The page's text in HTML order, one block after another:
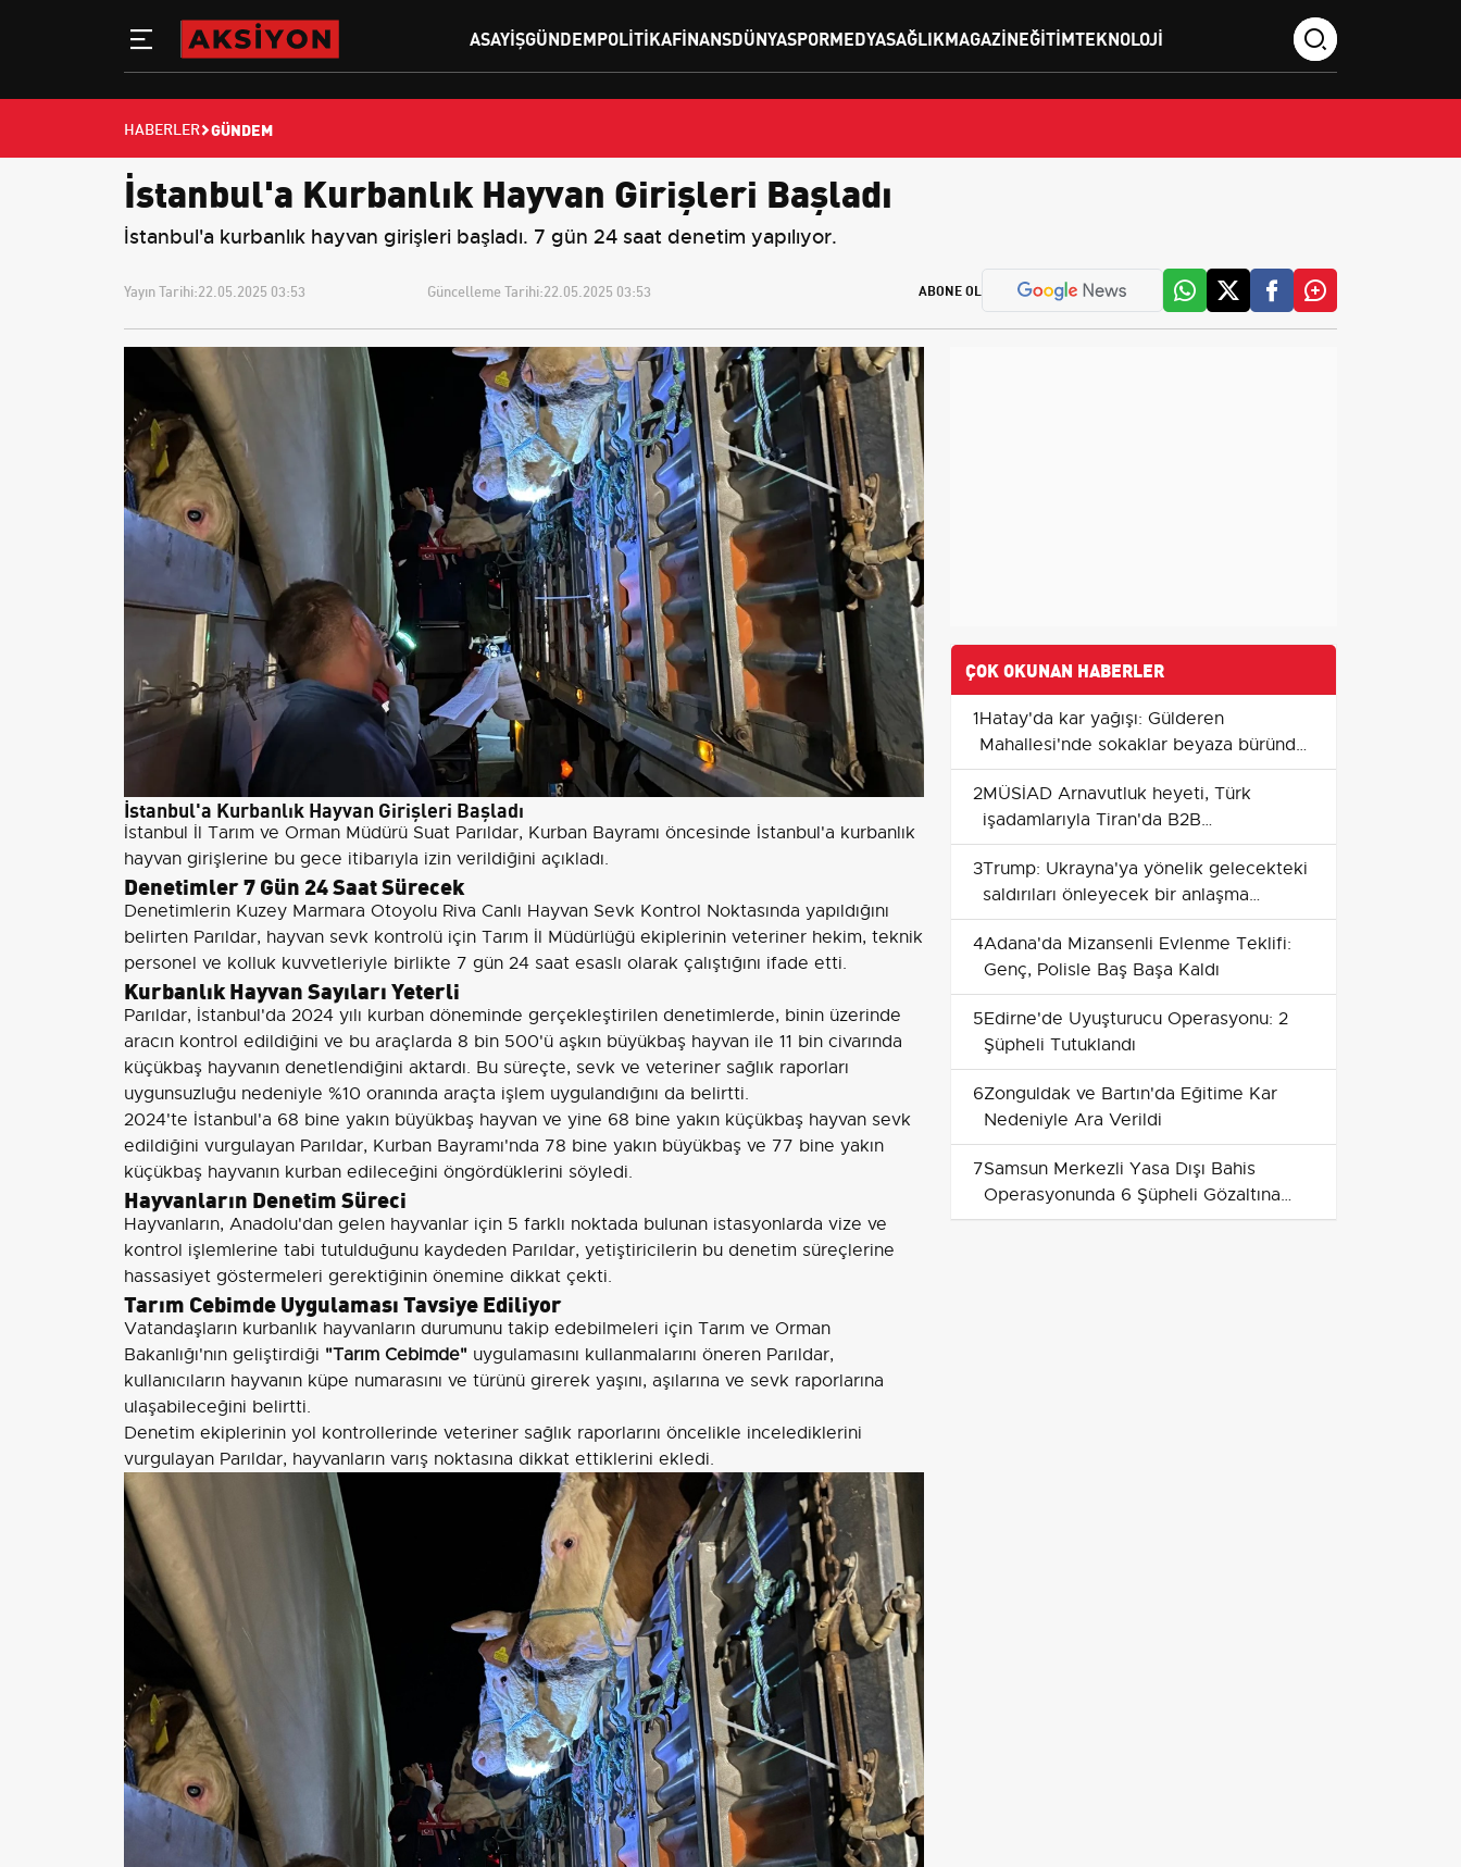
ASAYIŞGÜNDEMPOLITIKAFINANSDÜNYASPORMEDYASAĞLIKMAGAZINEĞITIMTEKNOLOJI
HABERLER GÜNDEM
İstanbul'a Kurbanlık Hayvan Girişleri Başladı
İstanbul'a kurbanlık hayvan girişleri başladı. 7 gün 24 saat denetim yapılıyor.
Yayın Tarihi:22.05.2025 03:53 Güncelleme Tarihi:22.05.2025 03:53 ABONE OL
İstanbul'a Kurbanlık Hayvan Girişleri Başladı
İstanbul İl Tarım ve Orman Müdürü Suat Parıldar, Kurban Bayramı öncesinde İstanbul'a kurbanlık
hayvan girişlerine bu gece itibarıyla izin verildiğini açıkladı.
Denetimler 7 Gün 24 Saat Sürecek
Denetimlerin Kuzey Marmara Otoyolu Riva Canlı Hayvan Sevk Kontrol Noktasında yapıldığını
belirten Parıldar, hayvan sevk kontrolü için Tarım İl Müdürlüğü ekiplerinin veteriner hekim, teknik
personel ve kolluk kuvvetleriyle birlikte 7 gün 24 saat esaslı olarak çalıştığını ifade etti.
Kurbanlık Hayvan Sayıları Yeterli
Parıldar, İstanbul'da 2024 yılı kurban döneminde gerçekleştirilen denetimlerde, binin üzerinde
aracın kontrol edildiğini ve bu araçlarda 8 bin 500'ü aşkın büyükbaş hayvan ile 11 bin civarında
küçükbaş hayvanın denetlendiğini aktardı. Bu süreçte, sevk ve veteriner sağlık raporları
uygunsuzluğu nedeniyle %10 oranında araçta işlem uygulandığını da belirtti.
2024'te İstanbul'a 68 bine yakın büyükbaş hayvan ve yine 68 bine yakın küçükbaş hayvan sevk
edildiğini vurgulayan Parıldar, Kurban Bayramı'nda 78 bine yakın büyükbaş ve 77 bine yakın
küçükbaş hayvanın kurban edileceğini öngördüklerini söyledi.
Hayvanların Denetim Süreci
Hayvanların, Anadolu'dan gelen hayvanlar için 5 farklı noktada bulunan istasyonlarda vize ve
kontrol işlemlerine tabi tutulduğunu kaydeden Parıldar, yetiştiricilerin bu denetim süreçlerine
hassasiyet göstermeleri gerektiğinin önemine dikkat çekti.
Tarım Cebimde Uygulaması Tavsiye Ediliyor
Vatandaşların kurbanlık hayvanların durumunu takip edebilmeleri için Tarım ve Orman
Bakanlığı'nın geliştirdiği "Tarım Cebimde" uygulamasını kullanmalarını öneren Parıldar,
kullanıcıların hayvanın küpe numarasını ve türünü girerek yaşını, aşılarına ve sevk raporlarına
ulaşabileceğini belirtti.
Denetim ekiplerinin yol kontrollerinde veteriner sağlık raporlarını öncelikle incelediklerini
vurgulayan Parıldar, hayvanların varış noktasına dikkat ettiklerini ekledi.
ÇOK OKUNAN HABERLER
1Hatay'da kar yağışı: Gülderen
Mahallesi'nde sokaklar beyaza büründü,
araçlar yollarda güçlük çekti
2MÜSİAD Arnavutluk heyeti, Türk
işadamlarıyla Tiran'da B2B
görüşmelerde bir araya geldi
3Trump: Ukrayna'ya yönelik gelecekteki
saldırıları önleyecek bir anlaşma
konusunda iyimserim
4Adana'da Mizansenli Evlenme Teklifi:
Genç, Polisle Baş Başa Kaldı
5Edirne'de Uyuşturucu Operasyonu: 2
Şüpheli Tutuklandı
6Zonguldak ve Bartın'da Eğitime Kar
Nedeniyle Ara Verildi
7Samsun Merkezli Yasa Dışı Bahis
Operasyonunda 6 Şüpheli Gözaltına
Alındı